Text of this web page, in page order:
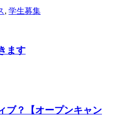
, 学生募集
ます
ブ？【オープンキャン